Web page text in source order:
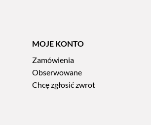
MOJE KONTO
Zamówienia
Obserwowane
Chcę zgłosić zwrot